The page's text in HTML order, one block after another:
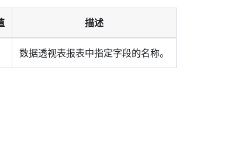
描述
数据透视表报表中指定字段的名称。